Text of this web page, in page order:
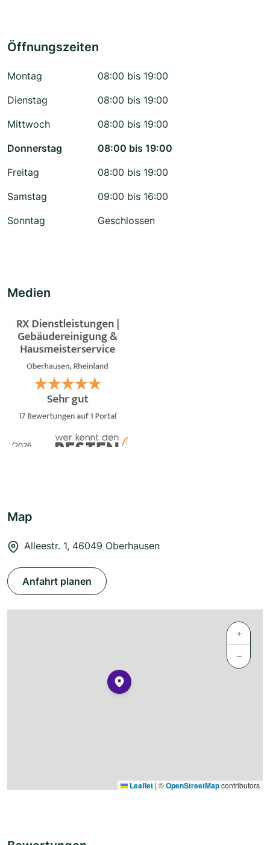
Öffnungszeiten
Montag
08:00 bis 19:00
Dienstag
08:00 bis 19:00
Mittwoch
08:00 bis 19:00
Donnerstag
08:00 bis 19:00
Freitag
08:00 bis 19:00
Samstag
09:00 bis 16:00
Sonntag
Geschlossen
Medien
Map
Alleestr. 1, 46049 Oberhausen
Anfahrt planen
+
−
Leaflet | ©OpenStreetMapcontributors